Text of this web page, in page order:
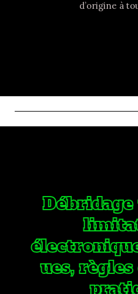
d’origine à
ues,